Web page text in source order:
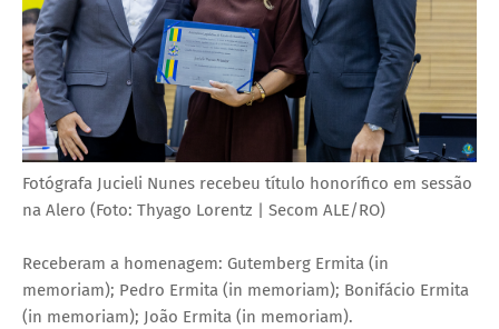
Fotógrafa Jucieli Nunes recebeu título honorífico em sessão
na Alero (Foto: Thyago Lorentz | Secom ALE/RO)
Receberam a homenagem: Gutemberg Ermita (in
memoriam); Pedro Ermita (in memoriam); Bonifácio Ermita
(in memoriam); João Ermita (in memoriam).